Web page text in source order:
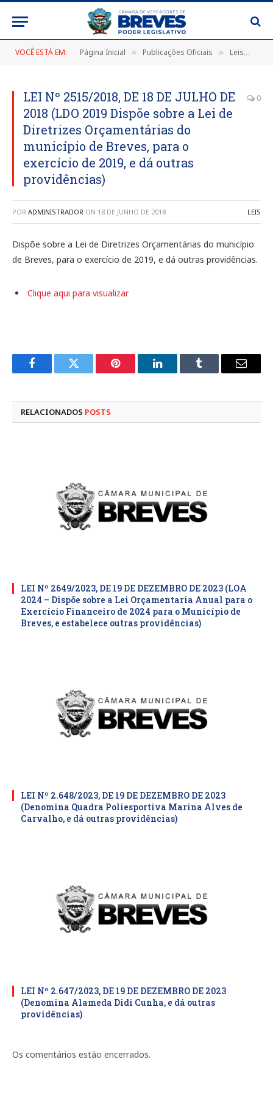
VOCÊ ESTÁ EM: Página Inicial » Publicações Oficiais » Leis
LEI Nº 2515/2018, DE 18 DE JULHO DE
2018 (LDO 2019 Dispõe sobre a Lei de
Diretrizes Orçamentárias do
município de Breves, para o
exercício de 2019, e dá outras
providências)
0
POR ADMINISTRADOR ON 18 DE JUNHO DE 2018 LEIS
Dispõe sobre a Lei de Diretrizes Orçamentárias do município
de Breves, para o exercício de 2019, e dá outras providências.
Clique aqui para visualizar
FacebookTwitter Pinterest LinkedInTumblr
E-
RELACIONADOS POSTS
LEI Nº 2649/2023, DE 19 DE DEZEMBRO DE 2023 (LOA
2024 – Dispõe sobre a Lei Orçamentaria Anual para o
Exercício Financeiro de 2024 para o Município de
Breves, e estabelece outras providências)
LEI Nº 2.648/2023, DE 19 DE DEZEMBRO DE 2023
(Denomina Quadra Poliesportiva Marina Alves de
Carvalho, e dá outras providências)
LEI Nº 2.647/2023, DE 19 DE DEZEMBRO DE 2023
(Denomina Alameda Didi Cunha, e dá outras
providências)
Os comentários estão encerrados.